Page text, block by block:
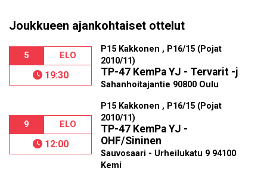
Joukkueen ajankohtaiset ottelut
5 ELO
19:30
P15 Kakkonen , P16/15 (Pojat
2010/11)
TP-47 KemPa YJ - Tervarit -j
Sahanhoitajantie 90800 Oulu
9 ELO
12:00
P15 Kakkonen , P16/15 (Pojat
2010/11)
TP-47 KemPa YJ -
OHF/Sininen
Sauvosaari - Urheilukatu 9 94100
Kemi